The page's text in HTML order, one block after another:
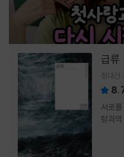
급류
정대건
서로
랑과의